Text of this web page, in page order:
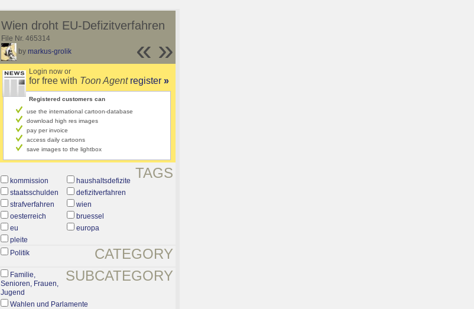
»
«
Wien droht EU-Defizitverfahren
File Nr. 465314
bymarkus-grolik
Login now or
for free with Toon Agent register »
Registered customers can
use the international cartoon-database
download high res images
pay per invoice
access daily cartoons
save images to the lightbox
TAGS
kommission
haushaltsdefizite
staatsschulden
defizitverfahren
strafverfahren
wien
oesterreich
bruessel
eu
europa
pleite
CATEGORY
Politik
SUBCATEGORY
Familie,
Senioren, Frauen,
Jugend
Wahlen und Parlamente